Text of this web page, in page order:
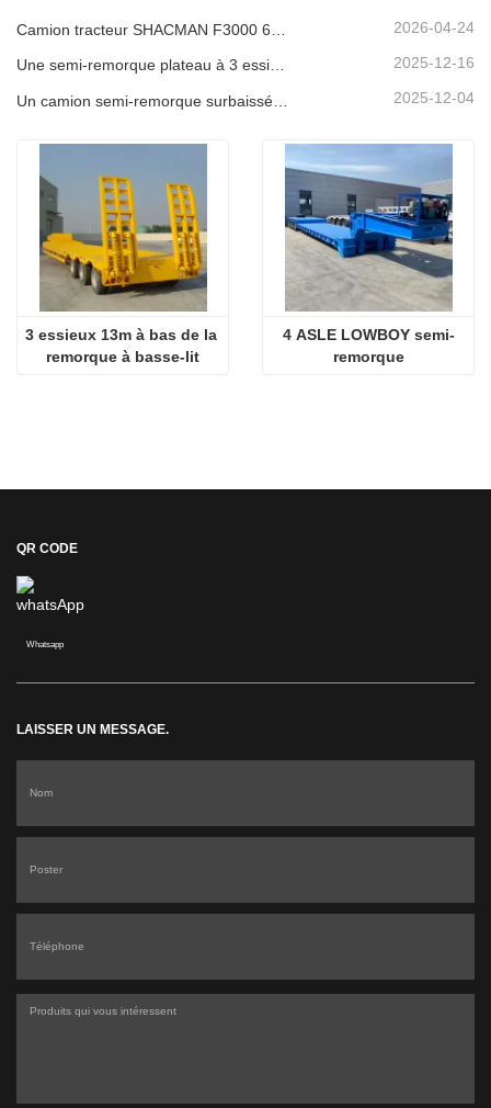
2026-04-24
Une semi-remorque plateau à 3 essieux de 40 pieds sera expédiée au Ghana. 2025-12-16
2025-12-04
3 essieux 13m à bas de la
remorque à basse-lit
4 ASLE LOWBOY semi-
remorque
QR CODE
Whatsapp
LAISSER UN MESSAGE.